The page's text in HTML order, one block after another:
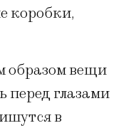
коробки,
образом вещи
перед глазами
в